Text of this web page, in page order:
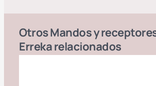
OtrosMandos y
Errekarelacionados